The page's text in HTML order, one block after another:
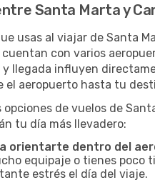
Santa Marta y
usas al viajar de Santa
con varios
llegada influyen
el aeropuerto hasta tu
opciones de vuelos de
tu día más llevadero:
orientarte dentro del
equipaje o tienes poco
estrés el día del viaje.